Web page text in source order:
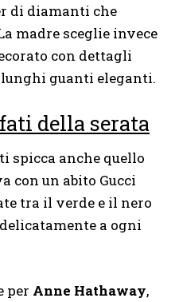
di diamanti che
madre sceglie invece
con dettagli
guanti eleganti.
della serata
spicca anche quello
con un abito Gucci
tra il verde e il nero
a ogni
per Anne Hathaway,